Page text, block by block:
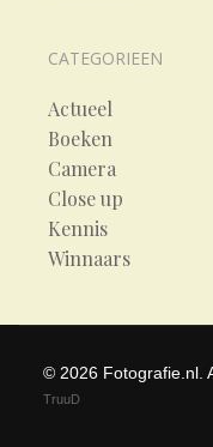
CATEGORIEEN
Actueel
Boeken
Camera
Close up
Kennis
Winnaars
© 2026 Fotografie.nl.
TruuD